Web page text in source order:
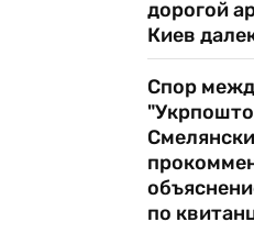
дорогой
Киев
Спор
по